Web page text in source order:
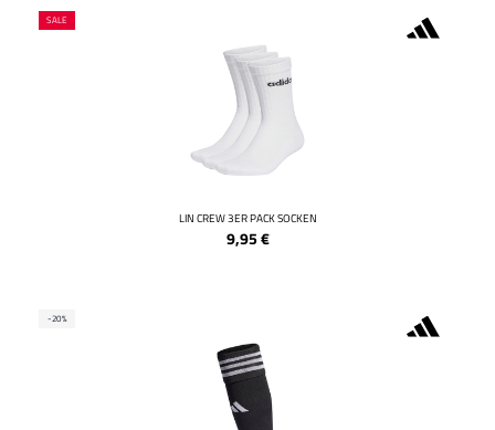
SALE
LIN CREW 3ER PACK SOCKEN
9,95€
-20%